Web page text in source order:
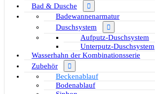
Bad & Dusche
Badewannenarmatur
Duschsystem
Aufputz-Duschsystem
Unterputz-Duschsystem
Wasserhahn der Kombinationsserie
Zubehör
Beckenablauf
Bodenablauf